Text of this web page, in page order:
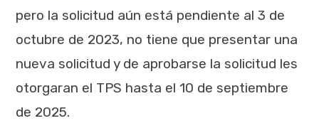
pero la solicitud aún está pendiente al 3 de
octubre de 2023, no tiene que presentar una
nueva solicitud y de aprobarse la solicitud les
otorgaran el TPS hasta el 10 de septiembre
de 2025.